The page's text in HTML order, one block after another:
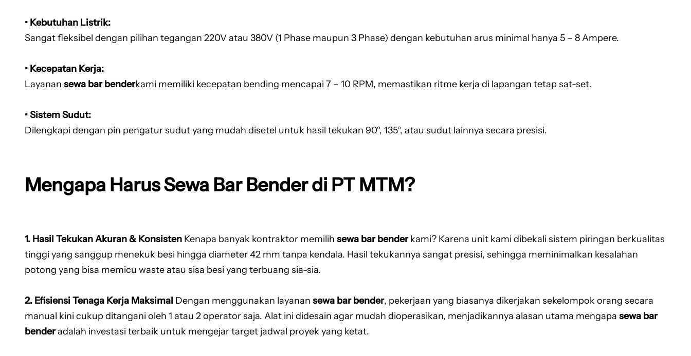
• Kebutuhan Listrik:
Sangat fleksibel dengan pilihan tegangan 220V atau 380V (1 Phase maupun 3 Phase) dengan kebutuhan arus minimal hanya 5 – 8 Ampere.
• Kecepatan Kerja:
Layanan sewa bar benderkami memiliki kecepatan bending mencapai 7 – 10 RPM, memastikan ritme kerja di lapangan tetap sat-set.
• Sistem Sudut:
Dilengkapi dengan pin pengatur sudut yang mudah disetel untuk hasil tekukan 90°, 135°, atau sudut lainnya secara presisi.
Mengapa Harus Sewa Bar Bender di PT MTM?
1. Hasil Tekukan Akuran & Konsisten Kenapa banyak kontraktor memilih sewa bar benderkami? Karena unit kami dibekali sistem piringan berkualitas
tinggi yang sanggup menekuk besi hingga diameter 42 mm tanpa kendala. Hasil tekukannya sangat presisi, sehingga meminimalkan kesalahan
potong yang bisa memicu waste atau sisa besi yang terbuang sia-sia.
2. Efisiensi Tenaga Kerja Maksimal Dengan menggunakan layanan sewa bar bender, pekerjaan yang biasanya dikerjakan sekelompok orang secara
manual kini cukup ditangani oleh 1 atau 2 operator saja. Alat ini didesain agar mudah dioperasikan, menjadikannya alasan utama mengapa sewa bar
benderadalah investasi terbaik untuk mengejar target jadwal proyek yang ketat.